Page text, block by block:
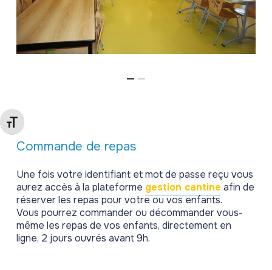
Changer la taille de la police
Commande de repas
Une fois votre identifiant et mot de passe reçu vous
aurez accès à la plateforme gestion cantine afin de
réserver les repas pour votre ou vos enfants.
Vous pourrez commander ou décommander vous-
même les repas de vos enfants, directement en
ligne, 2 jours ouvrés avant 9h.